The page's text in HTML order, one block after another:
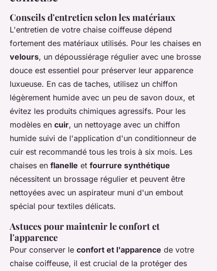
Conseils d'entretien selon les matériaux
L'entretien de votre chaise coiffeuse dépend
fortement des matériaux utilisés. Pour les chaises en
velours, un dépoussiérage régulier avec une brosse
douce est essentiel pour préserver leur apparence
luxueuse. En cas de taches, utilisez un chiffon
légèrement humide avec un peu de savon doux, et
évitez les produits chimiques agressifs. Pour les
modèles en cuir, un nettoyage avec un chiffon
humide suivi de l'application d'un conditionneur de
cuir est recommandé tous les trois à six mois. Les
chaises en flanelle et fourrure synthétique
nécessitent un brossage régulier et peuvent être
nettoyées avec un aspirateur muni d'un embout
spécial pour textiles délicats.
Astuces pour maintenir le confort et
l'apparence
Pour conserver le confort et l'apparence de votre
chaise coiffeuse, il est crucial de la protéger des